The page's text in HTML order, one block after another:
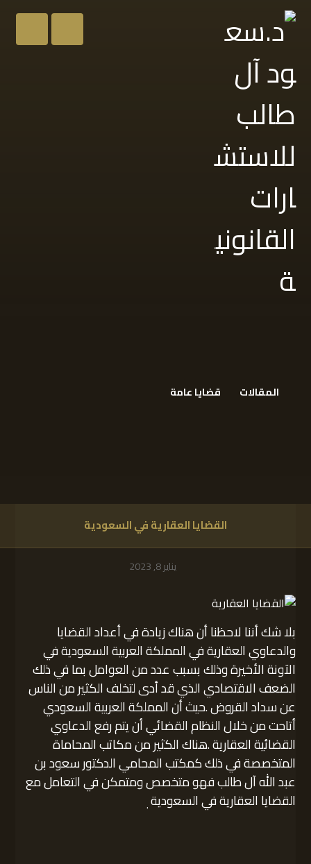
المقالات قضايا عامة
القضايا العقارية في السعودية
يناير 8, 2023
بلا شك أننا لاحظنا أن هناك زيادة في أعداد القضايا
والدعاوي العقارية في المملكة العربية السعودية في
الآونة الأخيرة وذلك بسبب عدد من العوامل بما في ذلك
الضعف الاقتصادي الذي قد أدى لتخلف الكثير من الناس
عن سداد القروض .حيث أن المملكة العربية السعودي
أتاحت من خلال النظام القضائي أن يتم رفع الدعاوي
القضائية العقارية .هناك الكثير من مكاتب المحاماة
المتخصصة في ذلك كمكتب المحامي الدكتور سعود بن
عبد الله آل طالب فهو متخصص ومتمكن في التعامل مع
القضايا العقارية في السعودية.